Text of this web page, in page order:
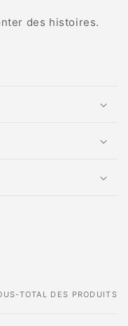
des histoires.
TOTAL DES PRODUITS